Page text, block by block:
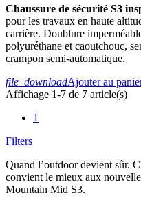
Chaussure de sécurité S3
pour les travaux en haute
carrière. Doublure
polyuréthane et caoutchouc,
crampon semi-automatique.
file_downloadAjouter au
Affichage 1-7 de 7 article(s)
1
Filters
Quand l’outdoor devient sûr.
convient le mieux aux
Mountain Mid S3.